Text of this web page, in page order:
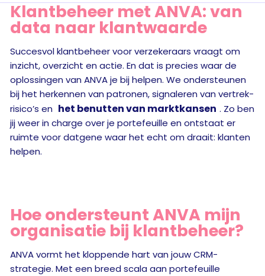
Klantbeheer met ANVA: van
data naar klantwaarde
Succesvol klantbeheer voor verzekeraars vraagt om
inzicht, overzicht en actie. En dat is precies waar de
oplossingen van ANVA je bij helpen. We ondersteunen
bij het herkennen van patronen, signaleren van vertrek­
risico’s en het benutten van marktkansen . Zo ben
jij weer in charge over je portefeuille en ontstaat er
ruimte voor datgene waar het echt om draait: klanten
helpen.
Hoe ondersteunt ANVA mijn
organisatie bij klantbeheer?
ANVA vormt het kloppende hart van jouw CRM-
strategie. Met een breed scala aan portefeuille